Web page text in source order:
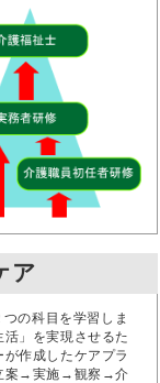
ア
の科目を学習しま
」を実現させるた
作成したケアプラ
案→実施→観察→介